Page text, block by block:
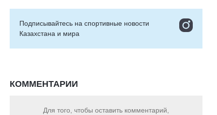
Подписывайтесь на cпортивные новости
Казахстана и мира
КОММЕНТАРИИ
Для того, чтобы оставить комментарий,